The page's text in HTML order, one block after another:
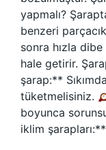
yapmalı?
benzeri
sonra hızla
hale getirir.
şarap:**
tüketmelisiniz.
boyunca
iklim